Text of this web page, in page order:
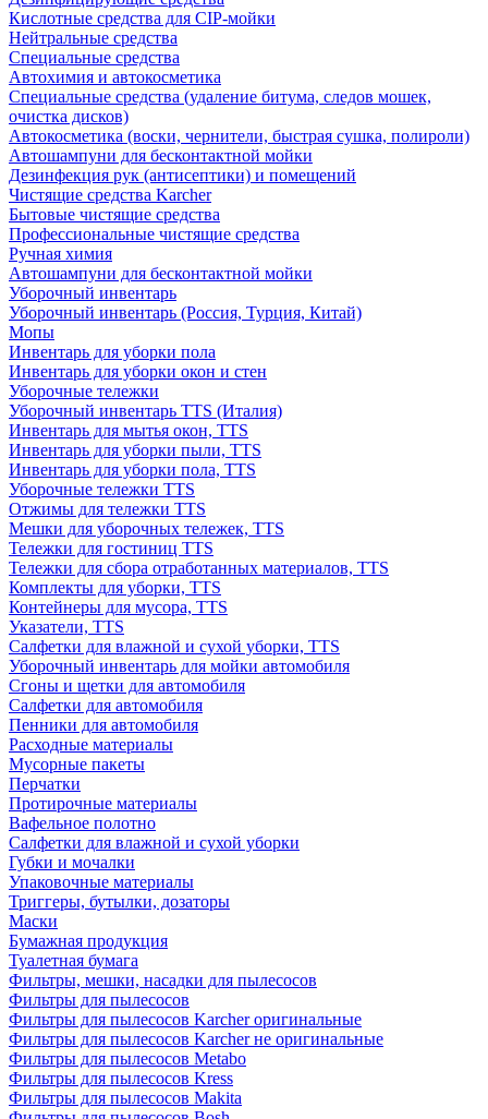
Кислотные средства для CIP-мойки
Нейтральные средства
Специальные средства
Автохимия и автокосметика
Специальные средства (удаление битума, следов мошек,
очистка дисков)
Автокосметика (воски, чернители, быстрая сушка, полироли)
Автошампуни для бесконтактной мойки
Дезинфекция рук (антисептики) и помещений
Чистящие средства Karcher
Бытовые чистящие средства
Профессиональные чистящие средства
Ручная химия
Автошампуни для бесконтактной мойки
Уборочный инвентарь
Уборочный инвентарь (Россия, Турция, Китай)
Мопы
Инвентарь для уборки пола
Инвентарь для уборки окон и стен
Уборочные тележки
Уборочный инвентарь TTS (Италия)
Инвентарь для мытья окон, TTS
Инвентарь для уборки пыли, TTS
Инвентарь для уборки пола, TTS
Уборочные тележки TTS
Отжимы для тележки TTS
Мешки для уборочных тележек, TTS
Тележки для гостиниц TTS
Тележки для сбора отработанных материалов, TTS
Комплекты для уборки, TTS
Контейнеры для мусора, TTS
Указатели, TTS
Салфетки для влажной и сухой уборки, TTS
Уборочный инвентарь для мойки автомобиля
Сгоны и щетки для автомобиля
Салфетки для автомобиля
Пенники для автомобиля
Расходные материалы
Мусорные пакеты
Перчатки
Протирочные материалы
Вафельное полотно
Салфетки для влажной и сухой уборки
Губки и мочалки
Упаковочные материалы
Триггеры, бутылки, дозаторы
Маски
Бумажная продукция
Туалетная бумага
Фильтры, мешки, насадки для пылесосов
Фильтры для пылесосов
Фильтры для пылесосов Karcher оригинальные
Фильтры для пылесосов Karcher не оригинальные
Фильтры для пылесосов Metabo
Фильтры для пылесосов Kress
Фильтры для пылесосов Makita